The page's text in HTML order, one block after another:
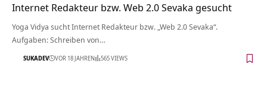
Internet Redakteur bzw. Web 2.0 Sevaka gesucht
Yoga Vidya sucht Internet Redakteur bzw. „Web 2.0 Sevaka“.
Aufgaben: Schreiben von…
SUKADEV VOR 18 JAHREN 565 VIEWS